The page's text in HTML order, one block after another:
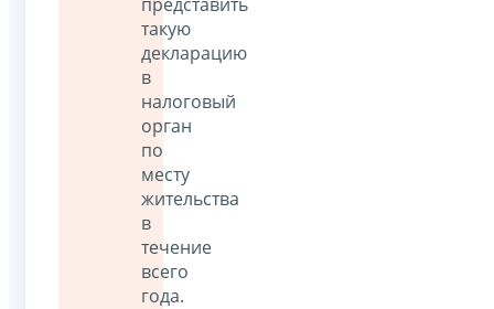
такую
декларацию
в
налоговый
орган
по
месту
жительства
в
течение
всего
года.